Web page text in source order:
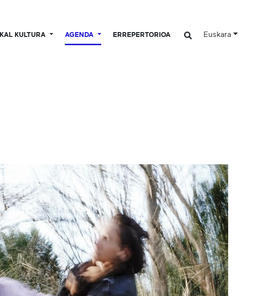
KULTURA AGENDA ERREPERTORIOA Euskara